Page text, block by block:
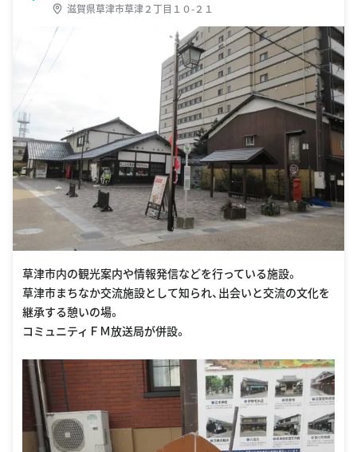
滋賀県草津市草津２丁目１０-２１
草津市内の観光案内や情報発信などを行っている施設。
草津市まちなか交流施設として知られ、出会いと交流の文化を
継承する憩いの場。
コミュニティＦＭ放送局が併設。